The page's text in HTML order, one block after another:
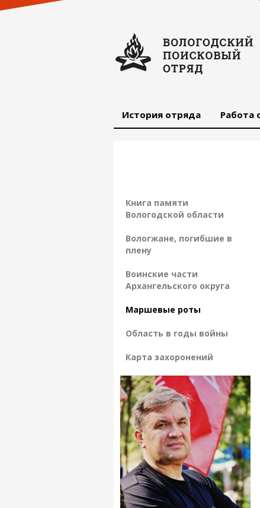
История отряда Работа
Книга памяти
Вологодской области
Вологжане, погибшие в
плену
Воинские части
Архангельского округа
Маршевые роты
Область в годы войны
Карта захоронений